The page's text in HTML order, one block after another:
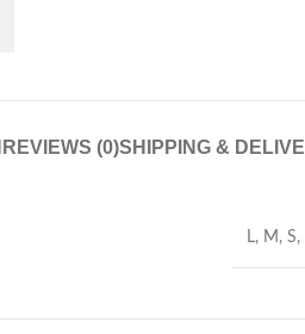
REVIEWS (0)SHIPPING &
L, M , S,